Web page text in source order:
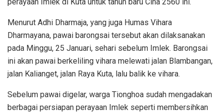
Menurut Adhi Dharmaja, yang juga Humas Vihara
Dharmayana, pawai barongsai tersebut akan dilaksanakan
pada Minggu, 25 Januari, sehari sebelum Imlek. Barongsai
ini akan pawai berkeliling vihara melewati jalan Blambangan,
jalan Kalianget, jalan Raya Kuta, lalu balik ke vihara.
Sebelum pawai digelar, warga Tionghoa sudah mengadakan
berbagai persiapan perayaan Imlek seperti membersihkan